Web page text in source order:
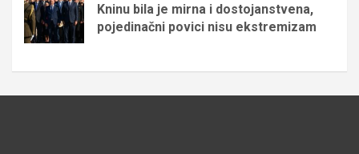
Kninu bila je mirna i dostojanstvena,
pojedinačni povici nisu ekstremizam